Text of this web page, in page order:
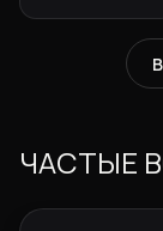
ЧАСТЫЕ